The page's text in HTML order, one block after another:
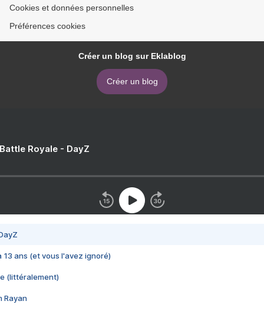
Cookies et données personnelles
Préférences cookies
Créer un blog sur Eklablog
Créer un blog
Royale - DayZ
13 ans (et vous l'avez ignoré)
(littéralement)
Rayan